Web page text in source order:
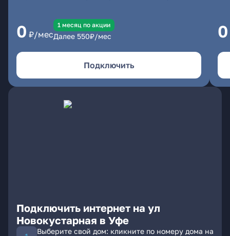
0 ₽/мес
1 месяц по акции
Далее 550₽/мес
Подключить
0
Подключить интернет на ул
Новокустарная в Уфе
Выберите свой дом: кликните по номеру дома на